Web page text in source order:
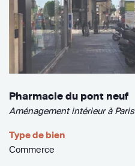
Pharmacie du pont neuf
Aménagement intérieur à Paris
Type de bien
Commerce